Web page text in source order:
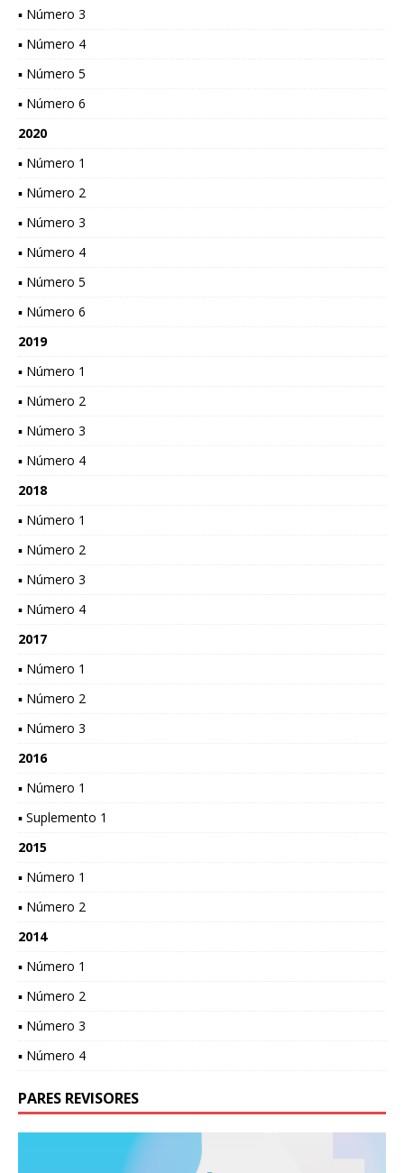
▪ Número 3
▪ Número 4
▪ Número 5
▪ Número 6
2020
▪ Número 1
▪ Número 2
▪ Número 3
▪ Número 4
▪ Número 5
▪ Número 6
2019
▪ Número 1
▪ Número 2
▪ Número 3
▪ Número 4
2018
▪ Número 1
▪ Número 2
▪ Número 3
▪ Número 4
2017
▪ Número 1
▪ Número 2
▪ Número 3
2016
▪ Número 1
▪ Suplemento 1
2015
▪ Número 1
▪ Número 2
2014
▪ Número 1
▪ Número 2
▪ Número 3
▪ Número 4
PARES REVISORES